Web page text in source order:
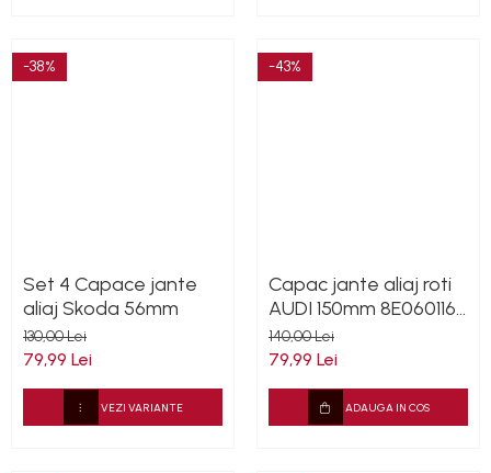
-38%
Set 4 Capace jante
aliaj Skoda 56mm
130,00 Lei
79,99 Lei
VEZI VARIANTE
-43%
Capac jante aliaj roti
AUDI 150mm 8E0601165
(8ED601165 )
140,00 Lei
79,99 Lei
ADAUGA IN COS